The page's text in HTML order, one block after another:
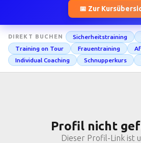
📅 Zur
DIREKT BUCHEN Sicherheitstraining
Training on Tour
Frauentraining
Individual Coaching
Schnupperkurs
Profil nicht
Dieser Profil-Link ist